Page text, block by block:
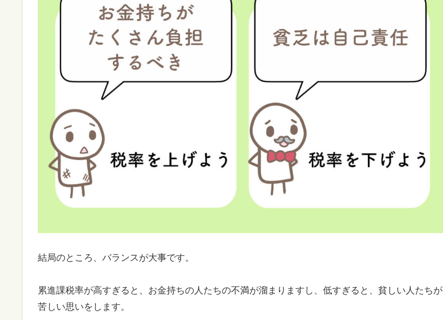
結局のところ、バランスが大事です。
累進課税率が高すぎると、お金持ちの人たちの不満が溜まりますし、低すぎると、貧しい人たちが
苦しい思いをします。